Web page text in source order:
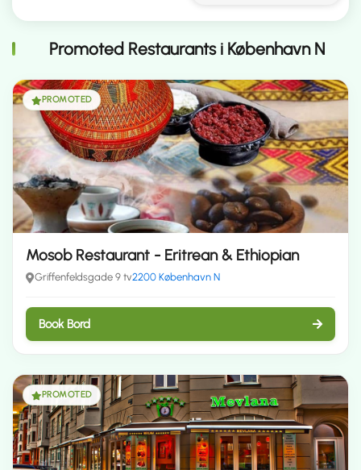
Promoted Restaurants i København N
PROMOTED
Mosob Restaurant - Eritrean & Ethiopian
Griffenfeldsgade 9 tv2200 København N
Book Bord
PROMOTED